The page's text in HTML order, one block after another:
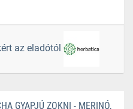
az eladótól
GYAPJÚ ZOKNI - MERINÓ,